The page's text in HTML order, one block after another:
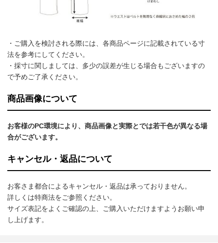
・ご購入を検討される際には、各商品ページに記載されている寸
法を参考にしてください。
・採寸に関しましては、多少の誤差が生じる場合もございますの
で予めご了承ください。
商品画像について
お客様のPC環境により、商品画像と実際とでは若干色が異なる場
合がございます。
キャンセル・返品について
お客さま都合によるキャンセル・返品は承っておりません。
詳しくは特商法をご参照ください。
サイズ表記をよくご確認の上、ご購入いただけますようお願い申
し上げます。